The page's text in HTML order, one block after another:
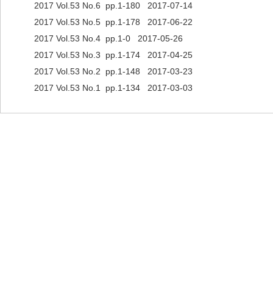
2017 Vol.53 No.6 pp.1-180 2017-07-14
2017 Vol.53 No.5 pp.1-178 2017-06-22
2017 Vol.53 No.4 pp.1-0 2017-05-26
2017 Vol.53 No.3 pp.1-174 2017-04-25
2017 Vol.53 No.2 pp.1-148 2017-03-23
2017 Vol.53 No.1 pp.1-134 2017-03-03